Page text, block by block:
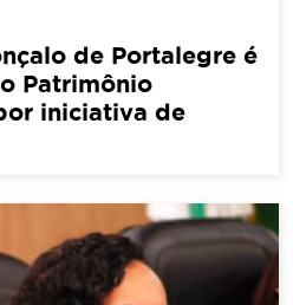
de Portalegre é
Patrimônio
iniciativa de